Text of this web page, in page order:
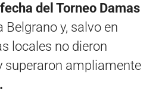
del Torneo Damas
Belgrano y, salvo en
locales no dieron
superaron ampliamente